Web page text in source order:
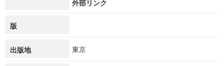
外部リンク
版
出版地 東京